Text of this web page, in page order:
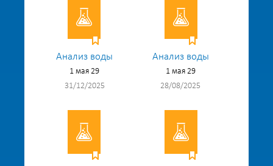
Анализ воды
1 мая 29
31/12/2025
Анализ воды
1 мая 29
28/08/2025